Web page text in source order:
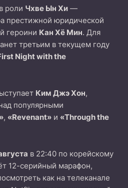
роли Чхве Ын Хи —
престижной юридической
героини Кан Хё Мин. Для
третьим в текущем году
Night with the
Ким Джэ Хон,
популярными
, «Revenant» и «Through the
в 22:40 по корейскому
12-серийный марафон,
как на телеканале